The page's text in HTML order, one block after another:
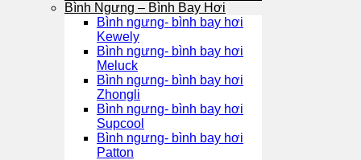
Bình Ngưng – Bình Bay Hơi
Bình ngưng- bình bay hơi
Kewely
Bình ngưng- bình bay hơi
Meluck
Bình ngưng- bình bay hơi
Zhongli
Bình ngưng- bình bay hơi
Supcool
Bình ngưng- bình bay hơi
Patton